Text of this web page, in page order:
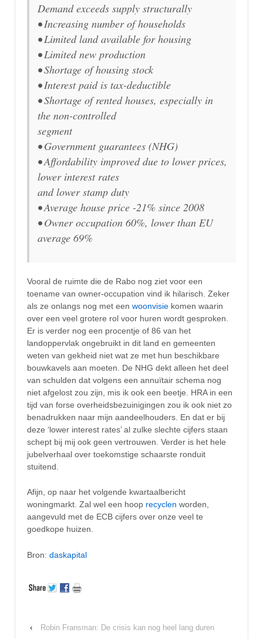
Demand exceeds supply structurally
• Increasing number of households
• Limited land available for housing
• Limited new production
• Shortage of housing stock
• Interest paid is tax-deductible
• Shortage of rented houses, especially in
the non-controlled
segment
• Government guarantees (NHG)
• Affordability improved due to lower prices,
lower interest rates
and lower stamp duty
• Average house price -21% since 2008
• Owner occupation 60%, lower than EU
average 69%
Vooral de ruimte die de Rabo nog ziet voor een
toename van owner-occupation vind ik hilarisch. Zeker
als ze onlangs nog met een woonvisie komen waarin
over een veel grotere rol voor huren wordt gesproken.
Er is verder nog een procentje of 86 van het
landoppervlak ongebruikt in dit land en gemeenten
weten van gekheid niet wat ze met hun beschikbare
bouwkavels aan moeten. De NHG dekt alleen het deel
van schulden dat volgens een annuïtair schema nog
niet afgelost zou zijn, mis ik ook een beetje. HRA in een
tijd van forse overheidsbezuinigingen zou ik ook niet zo
benadrukken naar mijn aandeelhouders. En dat er bij
deze ‘lower interest rates’ al zulke slechte cijfers staan
schept bij mij ook geen vertrouwen. Verder is het hele
jubelverhaal over toekomstige schaarste ronduit
stuitend.
Afijn, op naar het volgende kwartaalbericht
woningmarkt. Zal wel een hoop recyclen worden,
aangevuld met de ECB cijfers over onze veel te
goedkope huizen.
Bron: daskapital
‹
Robin Fransman: De crisis kan nog heel lang duren